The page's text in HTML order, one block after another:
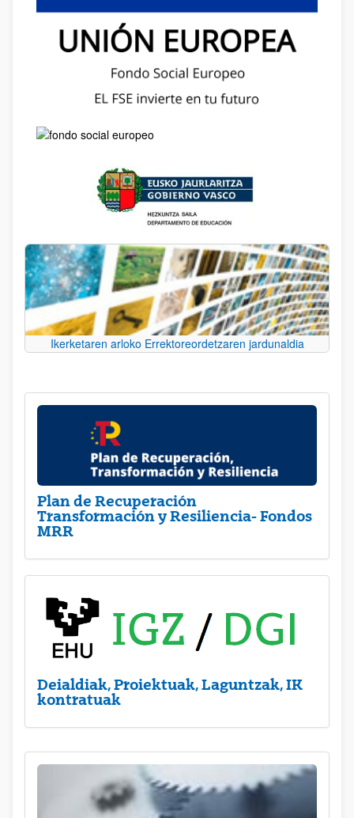
Ikerketaren arloko Errektoreordetzaren jardunaldia
Plan de Recuperación
Transformación y Resiliencia- Fondos
MRR
Deialdiak, Proiektuak, Laguntzak, IK
kontratuak